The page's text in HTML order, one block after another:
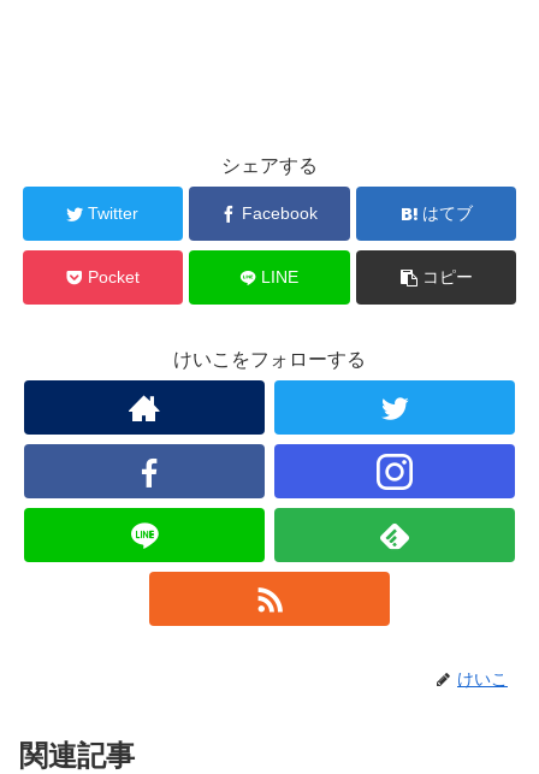
シェアする
Twitter Facebook はてブ
Pocket LINE コピー
けいこをフォローする
けいこ
関連記事